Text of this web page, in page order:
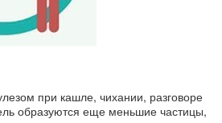
при кашле, чихании, разговоре
образуются еще меньшие частицы,